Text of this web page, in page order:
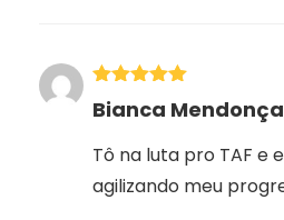
Avaliação 5
de 5
Bianca Mendonça
Tô na luta pro TAF e
agilizando meu